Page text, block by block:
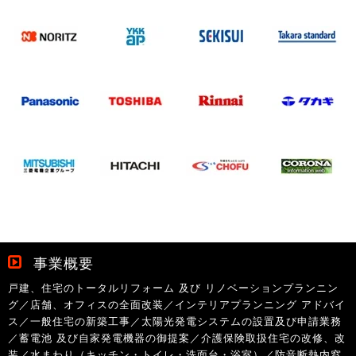
事業概要
戸建、住宅のトータルリフォーム 及び リノベーションプランニン
グ／店舗、オフィスの全面改装／インテリアプランニング アドバイ
ス／一般住宅の新築工事／太陽光発電システムの設置及び申請業務
／蓄電池 及び自家発電機器の御提案／介護保険取扱住宅の改修、改